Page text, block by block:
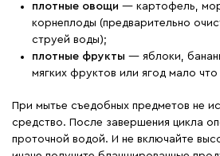
плотные овощи — картофель,
корнеплоды (предварительно
струей воды);
плотные фрукты — яблоки,
мягких фруктов или ягод мало что
При мытье съедобных предметов не
средство. После завершения цикла
проточной водой. И не включайте